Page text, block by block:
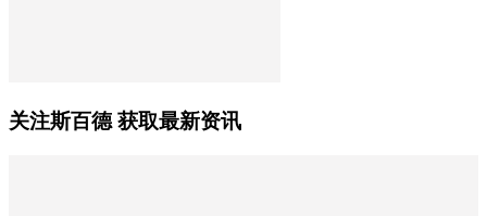
关注斯百德 获取最新资讯